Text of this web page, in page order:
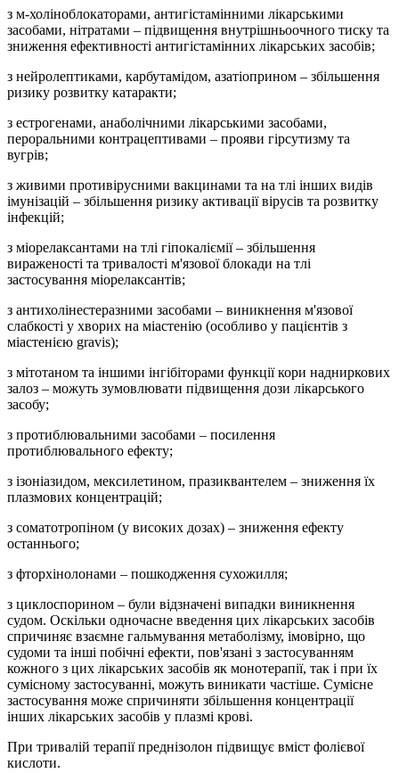
з м-холіноблокаторами, антигістамінними лікарськими
засобами, нітратами – підвищення внутрішньоочного тиску та
зниження ефективності антигістамінних лікарських засобів;
з нейролептиками, карбутамідом, азатіоприном – збільшення
ризику розвитку катаракти;
з естрогенами, анаболічними лікарськими засобами,
пероральними контрацептивами – прояви гірсутизму та
вугрів;
з живими противірусними вакцинами та на тлі інших видів
імунізацій – збільшення ризику активації вірусів та розвитку
інфекцій;
з міорелаксантами на тлі гіпокаліємії – збільшення
вираженості та тривалості м'язової блокади на тлі
застосування міорелаксантів;
з антихолінестеразними засобами – виникнення м'язової
слабкості у хворих на міастенію (особливо у пацієнтів з
міастенією gravis);
з мітотаном та іншими інгібіторами функції кори надниркових
залоз – можуть зумовлювати підвищення дози лікарського
засобу;
з протиблювальними засобами – посилення
протиблювального ефекту;
з ізоніазидом, мексилетином, празиквантелем – зниження їх
плазмових концентрацій;
з соматотропіном (у високих дозах) – зниження ефекту
останнього;
з фторхінолонами – пошкодження сухожилля;
з циклоспорином – були відзначені випадки виникнення
судом. Оскільки одночасне введення цих лікарських засобів
спричиняє взаємне гальмування метаболізму, імовірно, що
судоми та інші побічні ефекти, пов'язані з застосуванням
кожного з цих лікарських засобів як монотерапії, так і при їх
сумісному застосуванні, можуть виникати частіше. Сумісне
застосування може спричиняти збільшення концентрації
інших лікарських засобів у плазмі крові.
При тривалій терапії преднізолон підвищує вміст фолієвої
кислоти.